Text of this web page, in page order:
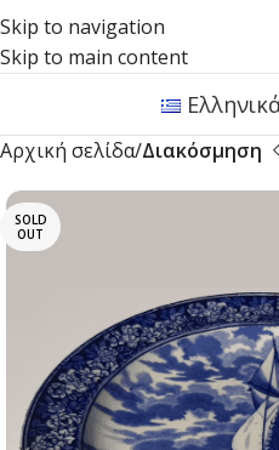
Skip to navigation
Skip to main content
Αρχική σελίδα Διακόσμηση
SOLD
OUT